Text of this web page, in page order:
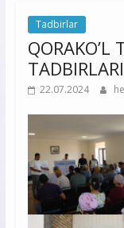
Tadbirlar
QORAKO’L
22.07.2024